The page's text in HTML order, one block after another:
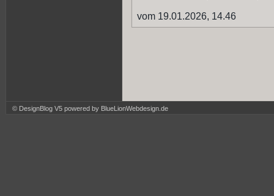
vom 19.01.2026, 14.46
© DesignBlog V5 powered by BlueLionWebdesign.de